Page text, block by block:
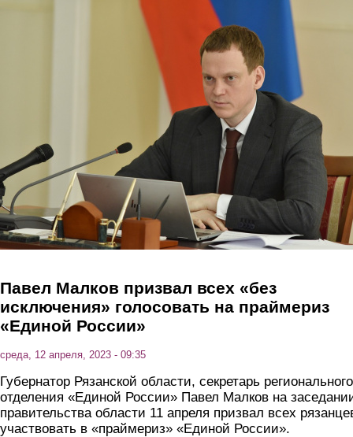
Перейти к основному содержанию
Павел Малков призвал всех «без
исключения» голосовать на праймериз
«Единой России»
среда, 12 апреля, 2023 - 09:35
Губернатор Рязанской области, секретарь регионального
отделения «Единой России» Павел Малков на
правительства области 11 апреля призвал всех
участвовать в «праймериз» «Единой России».